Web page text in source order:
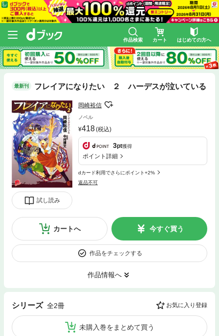
作品検索 カート はじめての方へ
最新刊 フレイアになりたい ２ ハーデスが泣いている
試し読み
岡崎裕信
ノベル
418(税込)
3pt獲得
ポイント詳細
dカード利用でさらにポイント+2%
返品不可
カートへ 今すぐ買う
作品をチェックする
作品情報へ
シリーズ 全2冊 お気に入り登録
未購入巻をまとめて買う